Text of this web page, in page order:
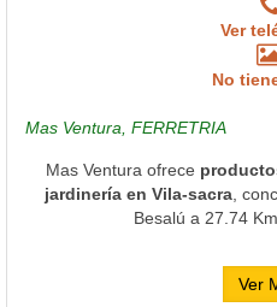
Ver
No
Mas Ventura, FERRETRIA
Mas Ventura ofrece
jardinería en Vila-sacra ,
Besalú a 27.74
Ver